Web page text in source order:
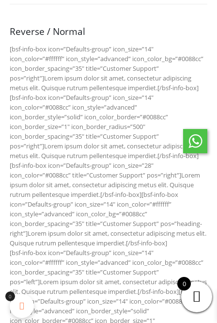
Reverse / Normal
[bsf-info-box icon=”Defaults-group” icon_size=”14″
icon_color=”#ffffff” icon_style=”advanced” icon_color_bg=”#0088cc”
icon_border_spacing=”35″ title=”Customer Support”
pos=”right”]Lorem ipsum dolor sit amet, consectetur adipiscing
metus elit. Quisque rutrum pellentesque imperdiet.[/bsf-info-box]
[bsf-info-box icon=”Defaults-group” icon_size=”14″
icon_color=”#0088cc” icon_style=”advanced”
icon_border_style=”solid” icon_color_border=”#0088cc”
icon_border_size=”1″ icon_border_radius=”500″
icon_border_spacing=”35″ title=”Customer Support”
pos=”right”]Lorem ipsum dolor sit amet, consectetur adipiscing
metus elit. Quisque rutrum pellentesque imperdiet.[/bsf-info-box]
[bsf-info-box icon=”Defaults-group” icon_size=”28″
icon_color=”#0088cc” title=”Customer Support” pos=”right”]Lorem
ipsum dolor sit amet, consectetur adipiscing metus elit. Quisque
rutrum pellentesque imperdiet.[/bsf-info-box][bsf-info-box
icon=”Defaults-group” icon_size=”14″ icon_color=”#ffffff”
icon_style=”advanced” icon_color_bg=”#0088cc”
icon_border_spacing=”35″ title=”Customer Support” pos=”heading-
right”]Lorem ipsum dolor sit amet, consectetur adipiscing metus elit.
Quisque rutrum pellentesque imperdiet.[/bsf-info-box]
[bsf-info-box icon=”Defaults-group” icon_size=”14″
icon_color=”#ffffff” icon_style=”advanced” icon_color_bg=”#0088cc”
icon_border_spacing=”35″ title=”Customer Support”
pos=”left”]Lorem ipsum dolor sit amet, consectetur adipiscing metus
elit. Quisque rutrum pellentesque imperdiet.[/bsf-info-box][bsf-info-
box icon=”Defaults-group” icon_size=”14″ icon_color=”#0088cc”
icon_style=”advanced” icon_border_style=”solid”
icon_color_border=”#0088cc” icon_border_size=”1″
0
0